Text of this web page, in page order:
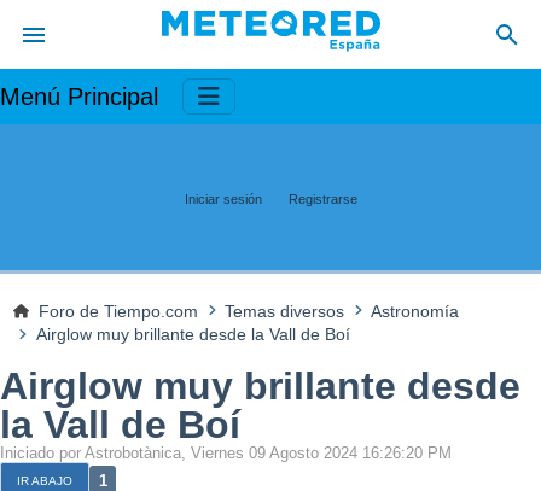
Menú Principal
Iniciar sesión Registrarse
Foro de Tiempo.com Temas diversos
Astronomía
Airglow muy brillante desde la Vall de Boí
Airglow muy brillante desde
la Vall de Boí
Iniciado por Astrobotànica, Viernes 09 Agosto 2024 16:26:20 PM
IR ABAJO 1